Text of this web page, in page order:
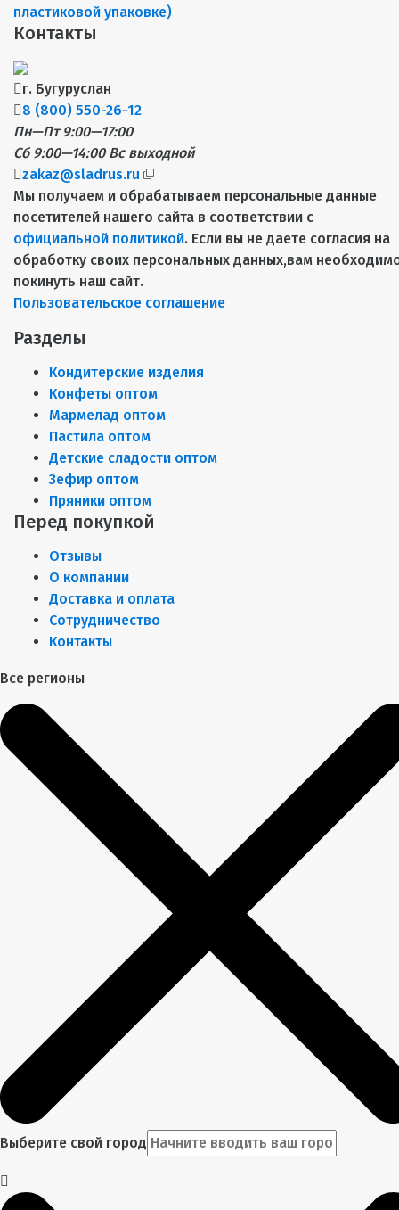
пластиковой упаковке)
Контакты
г. Бугуруслан
8 (800) 550-26-12
Пн—Пт 9:00—17:00
Сб 9:00—14:00 Вс выходной
zakaz@sladrus.ru
Мы получаем и обрабатываем персональные данные
посетителей нашего сайта в соответствии с
официальной политикой. Если вы не даете согласия на
обработку своих персональных данных,вам
покинуть наш сайт.
Пользовательское соглашение
Разделы
Кондитерские изделия
Конфеты оптом
Мармелад оптом
Пастила оптом
Детские сладости оптом
Зефир оптом
Пряники оптом
Перед покупкой
Отзывы
О компании
Доставка и оплата
Сотрудничество
Контакты
Все регионы
Выберите свой город